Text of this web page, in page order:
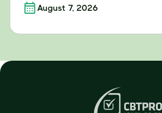
August 7, 2026